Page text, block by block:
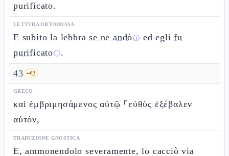
purificato.
LETTURA ORTODOSSA
E subito la lebbrase ne andòⓘ ed eglifu
purificatoⓘ.
43 🗝️2
GRECO
καὶ ἐμβριμησάμενος αὐτῷ ⸀εὐθὺς ἐξέβαλεν
αὐτόν,
TRADUZIONE GNOSTICA
E, ammonendolo severamente, lo cacciò via